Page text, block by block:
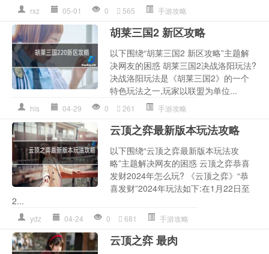
rxz 05-01 0 565 手游攻略
胡莱三国2 新区攻略
以下围绕“胡莱三国2 新区攻略”主题解
决网友的困惑 胡莱三国2决战洛阳玩法?
决战洛阳玩法是《胡莱三国2》的一个
特色玩法之一,玩家以联盟为单位...
hls 04-29 0 261 手游攻略
云顶之弈最新版本玩法攻略
以下围绕“云顶之弈最新版本玩法攻
略”主题解决网友的困惑 云顶之弈恭喜
发财2024年怎么玩? 《云顶之弈》“恭
喜发财”2024年玩法如下:在1月22日至
2...
ydz 04-24 0 681 手游攻略
云顶之弈 最肉